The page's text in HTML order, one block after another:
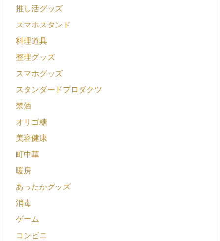
推し活グッズ
スマホスタンド
料理道具
整理グッズ
スマホグッズ
スタンダードプロダクツ
禁酒
オリゴ糖
美容健康
町中華
暖房
あったかグッズ
消毒
ゲーム
コンビニ